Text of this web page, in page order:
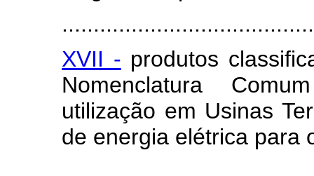
XVII - produtos
Nomenclatura
utilização em Usinas
de energia elétrica para